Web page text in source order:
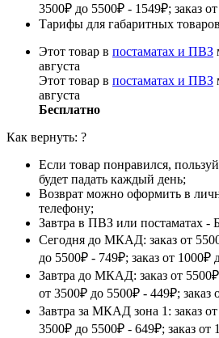
3500₽ до 5500₽ - 1549₽; заказ
Тарифы для габаритных товаров
Этот товар в постаматах и ПВЗ
августа
Этот товар в постаматах и ПВЗ
августа
Бесплатно
Как вернуть: ?
Если товар понравился,
будет падать каждый день;
Возврат можно оформить в
телефону;
Завтра в ПВЗ или
Сегодня до МКАД: заказ от
до 5500₽ - 749₽; заказ от 1000₽
Завтра до МКАД: заказ от
от 3500₽ до 5500₽ - 449₽; заказ
Завтра за МКАД зона 1: заказ
3500₽ до 5500₽ - 649₽; заказ от